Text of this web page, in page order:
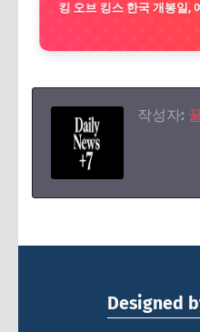
킹 오브 킹스 한국 개봉일,
작성자:
Designed